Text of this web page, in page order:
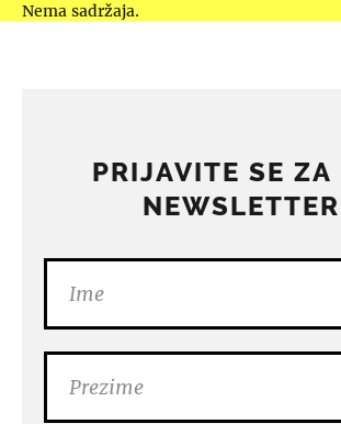
Nema sadržaja.
PRIJAVITE SE ZA